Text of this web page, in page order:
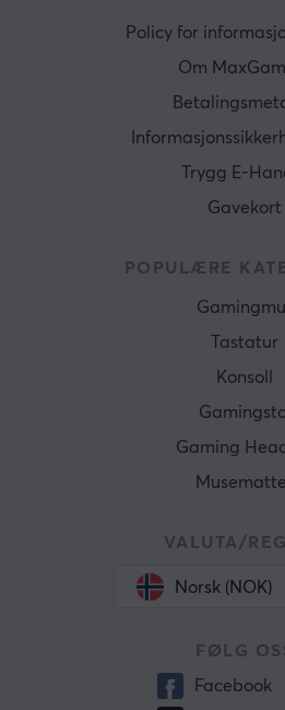
Policy for
Om
Trygg E-
Gavekort
POPULÆRE
Tastatur
Konsoll
Gaming
VALUTA/
Norsk (NOK)
FØLG
Facebook